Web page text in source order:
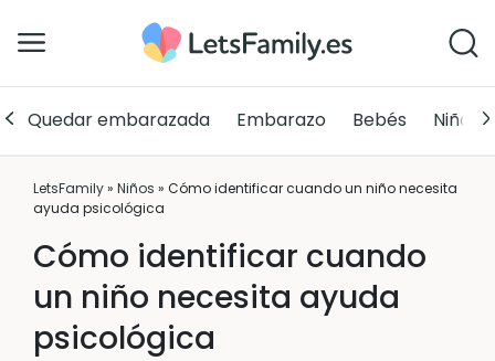
Quedar embarazada Embarazo Bebés Niños
LetsFamily» Niños » Cómo identificar cuando un niño necesita
ayuda psicológica
Cómo identificar cuando
un niño necesita ayuda
psicológica